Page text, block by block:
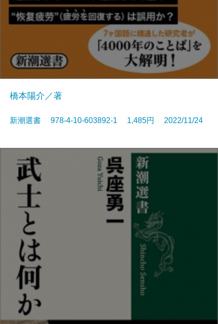
橋本陽介／著
新潮選書 978-4-10-603892-1 1,485円 2022/11/24